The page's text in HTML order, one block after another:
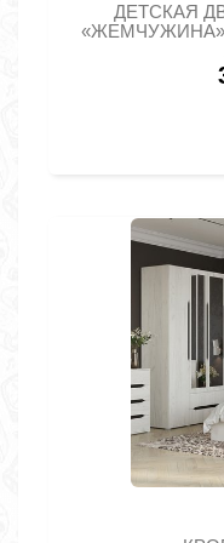
ДЕТСКАЯ